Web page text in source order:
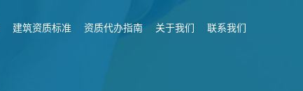
建筑资质标准 资质代办指南 关于我们 联系我们